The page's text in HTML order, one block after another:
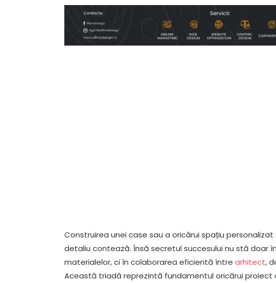
Construirea unei case sau a oricărui spațiu
detaliu contează. Însă secretul succesului nu stă doar
materialelor, ci în colaborarea eficientă întrearhitect,
Această triadă reprezintă fundamentul oricărui